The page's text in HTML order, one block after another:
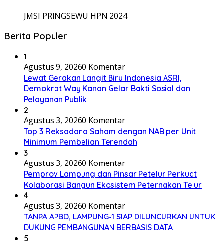
JMSI PRINGSEWU HPN 2024
Berita Populer
1
Agustus 9, 20260 Komentar
Lewat Gerakan Langit Biru Indonesia ASRI,
Demokrat Way Kanan Gelar Bakti Sosial dan
Pelayanan Publik
2
Agustus 3, 20260 Komentar
Top 3 Reksadana Saham dengan NAB per Unit
Minimum Pembelian Terendah
3
Agustus 3, 20260 Komentar
Pemprov Lampung dan Pinsar Petelur Perkuat
Kolaborasi Bangun Ekosistem Peternakan Telur
4
Agustus 3, 20260 Komentar
TANPA APBD, LAMPUNG-1 SIAP DILUNCURKAN UNTUK
DUKUNG PEMBANGUNAN BERBASIS DATA
5